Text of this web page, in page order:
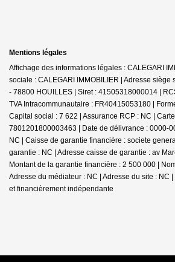
Mentions légales
Affichage des informations légales : CALEGARI
sociale : CALEGARI IMMOBILIER | Adresse siège
- 78800 HOUILLES | Siret : 41505318000014 |
TVA Intracommunautaire : FR40415053180 |
Capital social : 7 622 | Assurance RCP : NC |
7801201800003463 | Date de délivrance : 0000-
NC | Caisse de garantie financière : societe
garantie : NC | Adresse caisse de garantie : av
Montant de la garantie financière : 2 500 000 |
Adresse du médiateur : NC | Adresse du site : NC |
et financièrement indépendante